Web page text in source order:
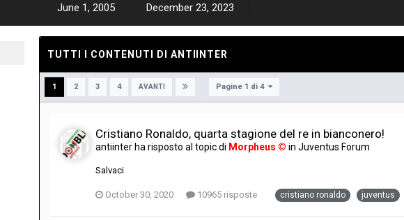
June 1, 2005 December 23, 2023
TUTTI I CONTENUTI DI ANTIINTER
1 2 3 4 AVANTI Pagine 1 di 4
Cristiano Ronaldo, quarta stagione del re in bianconero!
antiinter ha risposto al topic di Morpheus © in Juventus Forum
Salvaci
October 30, 2020 10965 risposte cristiano ronaldo juventus